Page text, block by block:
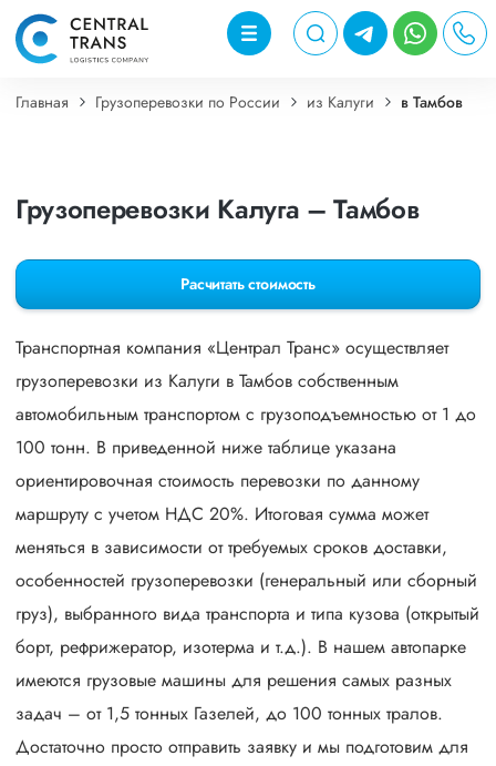
Главная Грузоперевозки по России из Калуги в Тамбов
Грузоперевозки Калуга – Тамбов
Расчитать стоимость
Транспортная компания «Централ Транс» осуществляет
грузоперевозки из Калуги в Тамбов собственным
автомобильным транспортом с грузоподъемностью от 1 до
100 тонн. В приведенной ниже таблице указана
ориентировочная стоимость перевозки по данному
маршруту с учетом НДС 20%. Итоговая сумма может
меняться в зависимости от требуемых сроков доставки,
особенностей грузоперевозки (генеральный или сборный
груз), выбранного вида транспорта и типа кузова (открытый
борт, рефрижератор, изотерма и т.д.). В нашем автопарке
имеются грузовые машины для решения самых разных
задач – от 1,5 тонных Газелей, до 100 тонных тралов.
Достаточно просто отправить заявку и мы подготовим для